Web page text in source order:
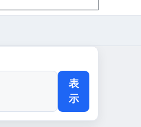
表
示